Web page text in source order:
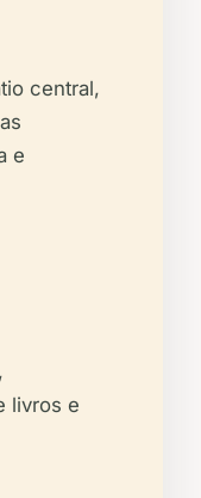
central,
e
livros e